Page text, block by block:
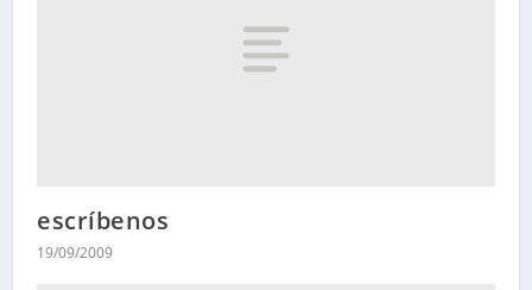
escríbenos
19/09/2009